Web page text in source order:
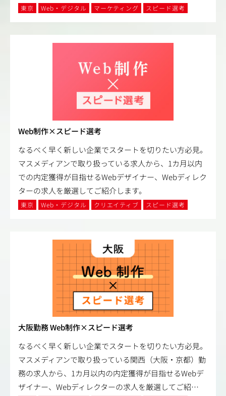
東京 Web・デジタル マーケティング スピード選考
Web制作×スピード選考
なるべく早く新しい企業でスタートを切りたい方必見。
マスメディアンで取り扱っている求人から、1カ月以内
での内定獲得が目指せるWebデザイナー、Webディレク
ターの求人を厳選してご紹介します。
東京 Web・デジタル クリエイティブ スピード選考
大阪勤務 Web制作×スピード選考
なるべく早く新しい企業でスタートを切りたい方必見。
マスメディアンで取り扱っている関西（大阪・京都）勤
務の求人から、1カ月以内の内定獲得が目指せるWebデ
ザイナー、Webディレクターの求人を厳選してご紹…